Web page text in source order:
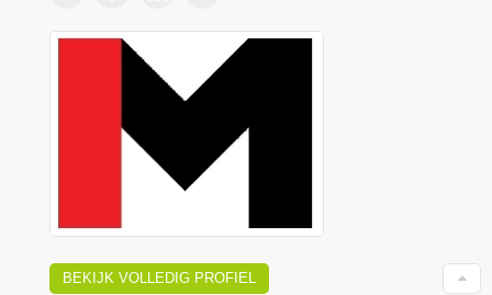
BEKIJK VOLLEDIG PROFIEL